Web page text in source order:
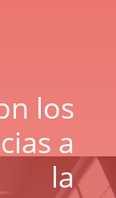
los
a
la